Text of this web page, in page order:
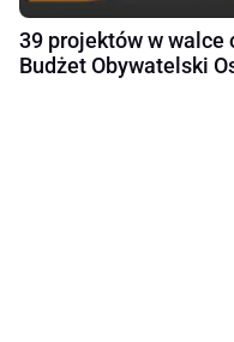
39 projektów w walce
Budżet Obywatelski